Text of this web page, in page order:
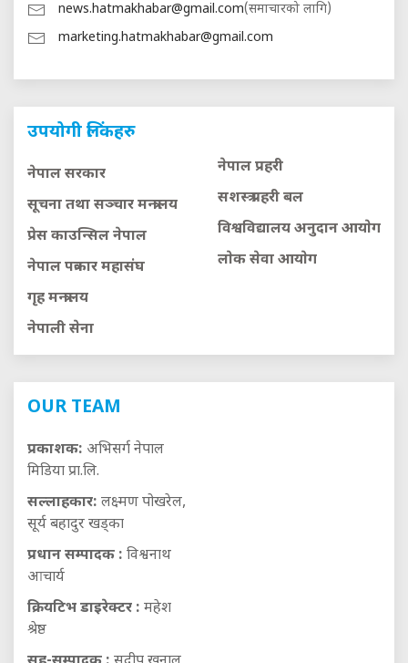
news.hatmakhabar@gmail.com(समाचारको लागि)
marketing.hatmakhabar@gmail.com
उपयोगी लिंकहरु
नेपाल सरकार
सूचना तथा सञ्चार मन्त्रालय
प्रेस काउन्सिल नेपाल
नेपाल पत्रकार महासंघ
गृह मन्त्रालय
नेपाली सेना
नेपाल प्रहरी
सशस्त्र प्रहरी बल
विश्वविद्यालय अनुदान आयाेग
लाेक सेवा आयाेग
OUR TEAM
प्रकाशक: अभिसर्ग नेपाल
मिडिया प्रा.लि.
सल्लाहकार: लक्ष्मण पोखरेल,
सूर्य बहादुर खड्का
प्रधान सम्पादक : विश्वनाथ
आचार्य
क्रियटिभ डाइरेक्टर : महेश
श्रेष्ठ